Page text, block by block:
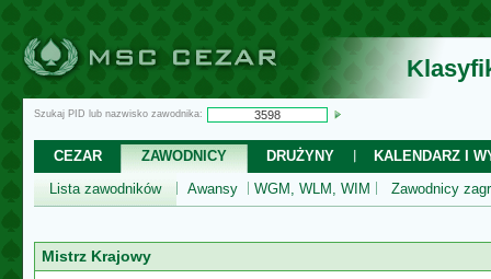
Szukaj PID lub nazwisko zawodnika:
CEZAR ZAWODNICY DRUŻYNY
KALENDARZ I
Lista zawodników
Awansy WGM, WLM, WIM Zawodnicy
Mistrz Krajowy